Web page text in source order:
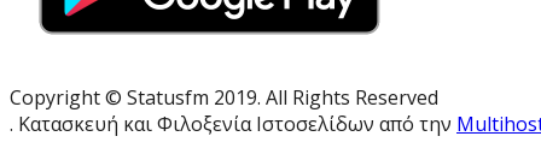
Copyright © Statusfm 2019. All Rights Reserved
. Κατασκευή και Φιλοξενία Ιστοσελίδων από την